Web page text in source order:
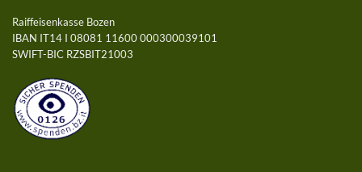
Raiffeisenkasse Bozen
IBAN IT14 I 08081 11600 000300039101
SWIFT-BIC RZSBIT21003